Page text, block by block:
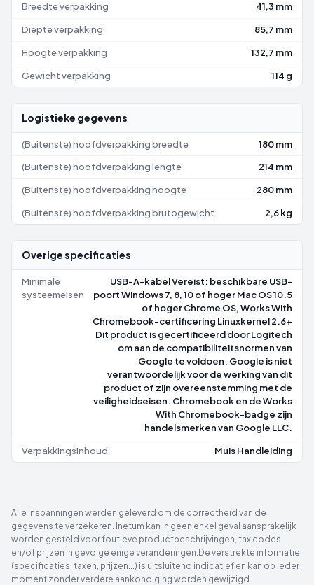
Breedte verpakking 41,3 mm
Diepte verpakking 85,7 mm
Hoogte verpakking 132,7 mm
Gewicht verpakking 114 g
Logistieke gegevens
(Buitenste) hoofdverpakking breedte 180 mm
(Buitenste) hoofdverpakking lengte 214 mm
(Buitenste) hoofdverpakking hoogte 280 mm
(Buitenste) hoofdverpakking brutogewicht 2,6 kg
Overige specificaties
Minimale
systeemeisen
USB-A-kabel Vereist: beschikbare USB-
poort Windows 7, 8, 10 of hoger Mac OS 10.5
of hoger Chrome OS, Works With
Chromebook-certificering Linuxkernel 2.6+
Dit product is gecertificeerd door Logitech
om aan de compatibiliteitsnormen van
Google te voldoen. Google is niet
verantwoordelijk voor de werking van dit
product of zijn overeenstemming met de
veiligheidseisen. Chromebook en de Works
With Chromebook-badge zijn
handelsmerken van Google LLC.
Verpakkingsinhoud Muis Handleiding
Alle inspanningen werden geleverd om de correctheid van de
gegevens te verzekeren. Inetum kan in geen enkel geval aansprakelijk
worden gesteld voor foutieve productbeschrijvingen, tax codes
en/of prijzen in gevolge enige veranderingen.De verstrekte informatie
(specificaties, taxen, prijzen...) is uitsluitend indicatief en kan op ieder
moment zonder verdere aankondiging worden gewijzigd.